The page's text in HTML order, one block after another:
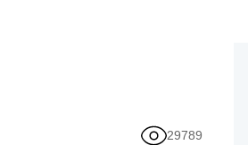
29789